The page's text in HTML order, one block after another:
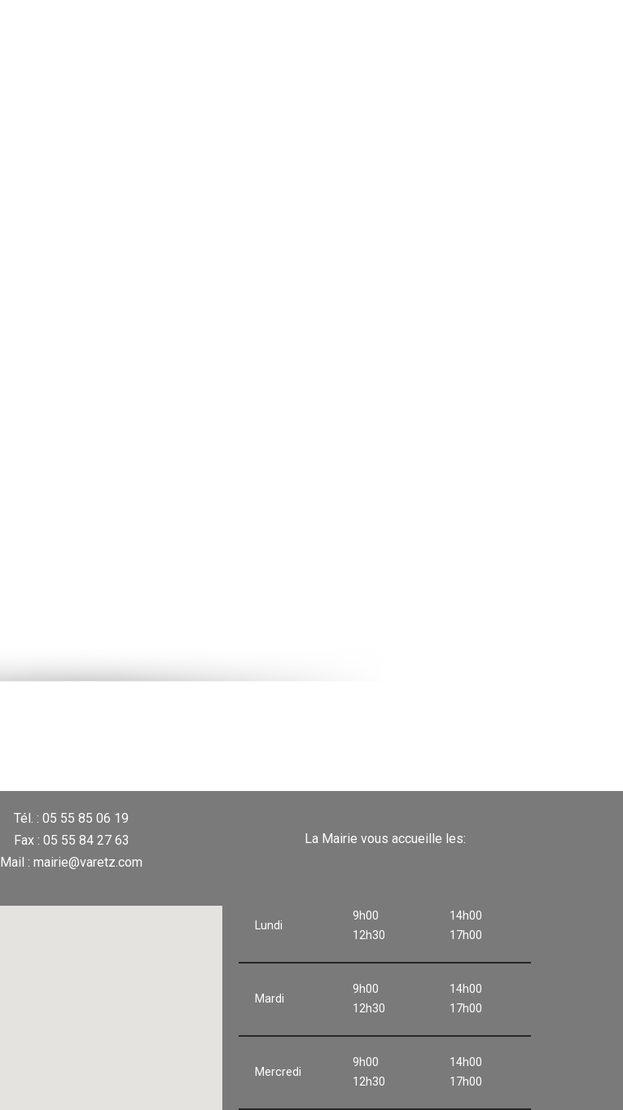
Tél. : 05 55 85 06 19
Fax : 05 55 84 27 63
Mail : mairie@varetz.com
La Mairie vous accueille les:
Lundi
9h00
12h30
14h00
17h00
Mardi
9h00
12h30
14h00
17h00
Mercredi
9h00
12h30
14h00
17h00